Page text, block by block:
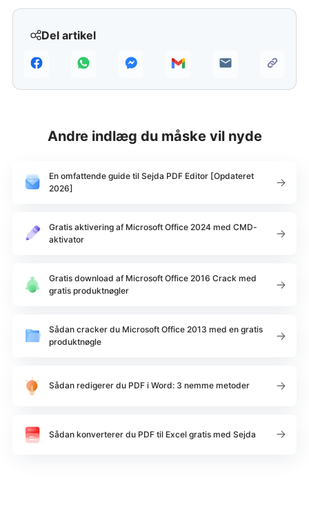
Del artikel
Andre indlæg du måske vil nyde
En omfattende guide til Sejda PDF Editor [Opdateret
2026]
Gratis aktivering af Microsoft Office 2024 med CMD-
aktivator
Gratis download af Microsoft Office 2016 Crack med
gratis produktnøgler
Sådan cracker du Microsoft Office 2013 med en gratis
produktnøgle
Sådan redigerer du PDF i Word: 3 nemme metoder
Sådan konverterer du PDF til Excel gratis med Sejda